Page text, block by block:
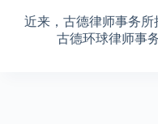
近来，古德律师事务
古德环球律师事